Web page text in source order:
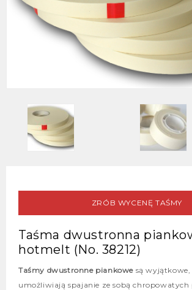
ZRÓB WYCENĘ TAŚMY
Taśma dwustronna
hotmelt (No. 38212)
Taśmy dwustronne piankowe są wyjątkowe,
umożliwiają spajanie ze sobą chropowatych